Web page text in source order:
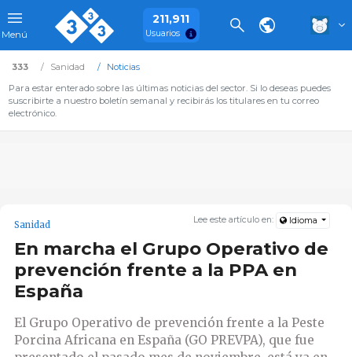
Menú
211,911
Usuarios
333 Sanidad
Noticias
Para estar enterado sobre las últimas noticias del sector. Si lo deseas puedes
suscribirte a nuestro boletín semanal y recibirás los titulares en tu correo
electrónico.
Lee este artículo en: Idioma
Sanidad
En marcha el Grupo Operativo de
prevención frente a la PPA en
España
El Grupo Operativo de prevención frente a la Peste
Porcina Africana en España (GO PREVPA), que fue